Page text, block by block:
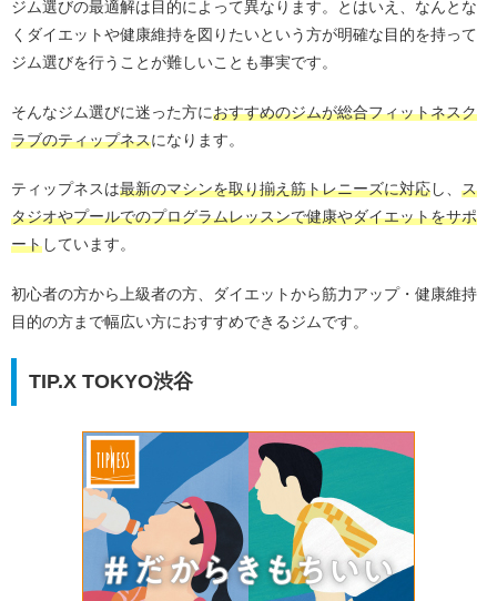
ジム選びの最適解は目的によって異なります。とはいえ、なんとな
くダイエットや健康維持を図りたいという方が明確な目的を持って
ジム選びを行うことが難しいことも事実です。
そんなジム選びに迷った方におすすめのジムが総合フィットネスク
ラブのティップネスになります。
ティップネスは最新のマシンを取り揃え筋トレニーズに対応し、 ス
タジオやプールでのプログラムレッスンで健康やダイエットをサポ
ートしています。
初心者の方から上級者の方、ダイエットから筋力アップ・健康維持
目的の方まで幅広い方におすすめできるジムです。
TIP.X TOKYO渋谷